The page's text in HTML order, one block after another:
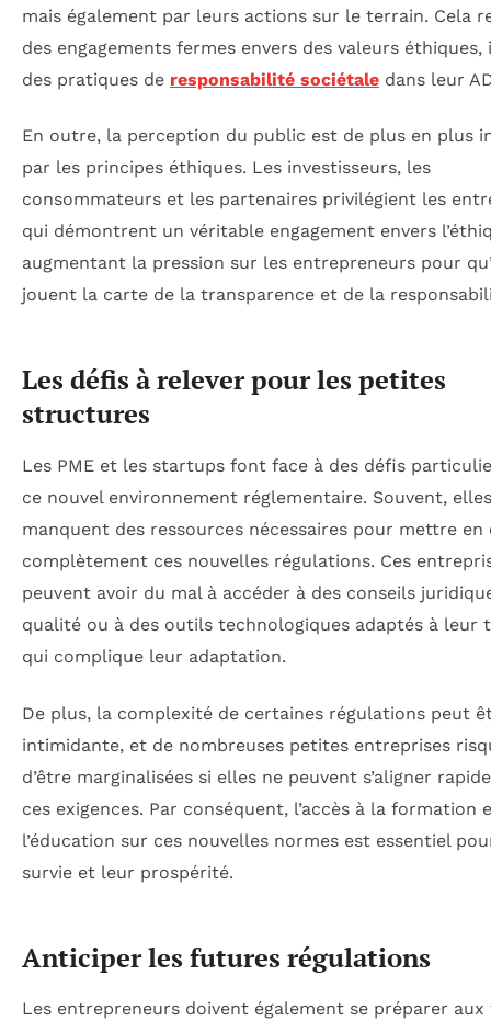
mais également par leurs actions sur le terrain. Cela
des engagements fermes envers des valeurs
des pratiques de responsabilité sociétale dans leur
En outre, la perception du public est de plus en plus
par les principes éthiques. Les investisseurs, les
consommateurs et les partenaires privilégient les
qui démontrent un véritable engagement envers
augmentant la pression sur les entrepreneurs pour
jouent la carte de la transparence et de la
Les défis à relever pour les petites
structures
Les PME et les startups font face à des défis
ce nouvel environnement réglementaire. Souvent, elles
manquent des ressources nécessaires pour mettre
complètement ces nouvelles régulations. Ces
peuvent avoir du mal à accéder à des conseils
qualité ou à des outils technologiques adaptés à leur
qui complique leur adaptation.
De plus, la complexité de certaines régulations peut
intimidante, et de nombreuses petites entreprises
d’être marginalisées si elles ne peuvent s’aligner
ces exigences. Par conséquent, l’accès à la formation
l’éducation sur ces nouvelles normes est essentiel
survie et leur prospérité.
Anticiper les futures régulations
Les entrepreneurs doivent également se préparer